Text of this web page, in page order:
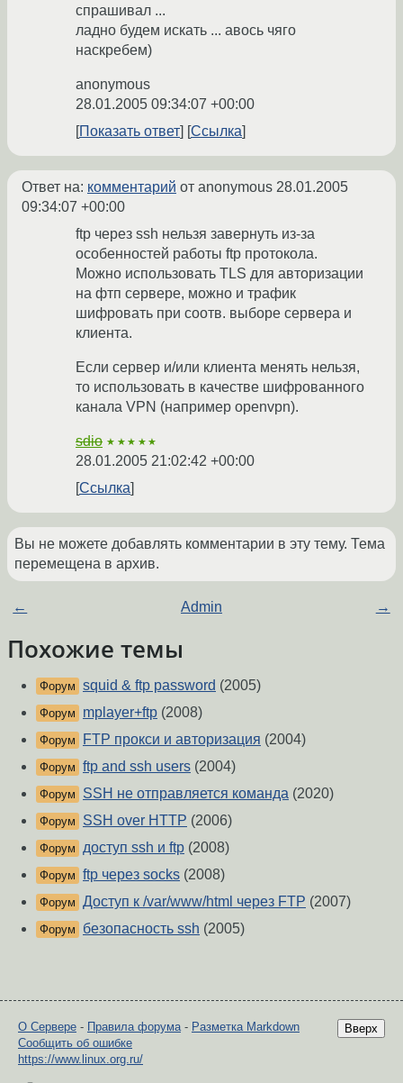
спрашивал ...
ладно будем искать ... авось чяго
наскребем)
anonymous
28.01.2005 09:34:07 +00:00
Показать ответ
Ссылка
Ответ на: комментарий от anonymous 28.01.2005
09:34:07 +00:00
ftp через ssh нельзя завернуть из-за
особенностей работы ftp протокола.
Можно использовать TLS для авторизации
на фтп сервере, можно и трафик
шифровать при соотв. выборе сервера и
клиента.
Если сервер и/или клиента менять нельзя,
то использовать в качестве шифрованного
канала VPN (например openvpn).
sdio ★★★★★
28.01.2005 21:02:42 +00:00
Ссылка
Вы не можете добавлять комментарии в эту тему. Тема
перемещена в архив.
← Admin →
Похожие темы
Форум squid & ftp password (2005)
Форум mplayer+ftp (2008)
Форум FTP прокси и авторизация (2004)
Форум ftp and ssh users (2004)
Форум SSH не отправляется команда (2020)
Форум SSH over HTTP (2006)
Форум доступ ssh и ftp (2008)
Форум ftp через socks (2008)
Форум Доступ к /var/www/html через FTP (2007)
Форум безопасность ssh (2005)
Вверх
О Сервере - Правила форума- Разметка Markdown
Сообщить об ошибке
https://www.linux.org.ru/